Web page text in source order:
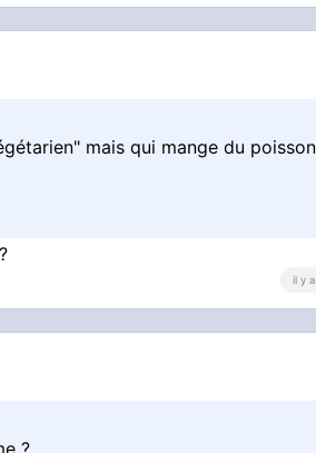
mais qui mange du poisson
il y
?